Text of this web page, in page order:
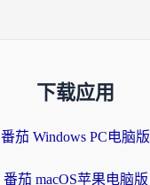
下载应用
番茄 Windows PC电脑版
番茄 macOS苹果电脑版